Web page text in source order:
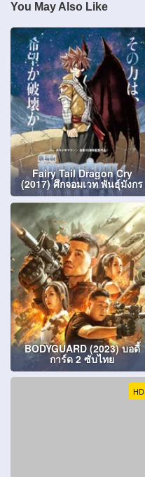
You May Also Like
Fairy Tail Dragon Cry
(2017) ศึกจอมเวท พันธุ์มังกร
BODYGUARD (2023) บอดี้
การ์ด 2 ซับไทย
HD